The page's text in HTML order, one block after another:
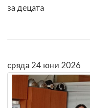
за децата
сряда 24 юни 2026